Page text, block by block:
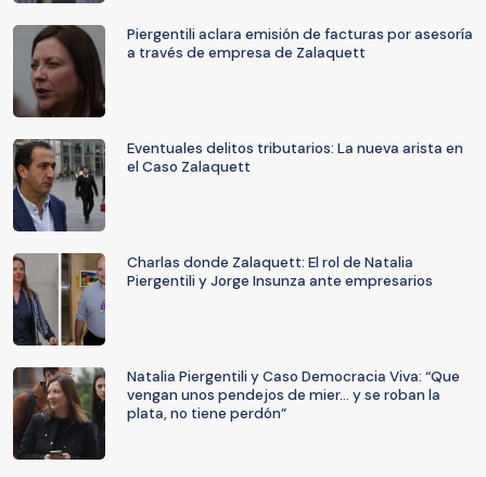
Piergentili aclara emisión de facturas por asesoría
a través de empresa de Zalaquett
Eventuales delitos tributarios: La nueva arista en
el Caso Zalaquett
Charlas donde Zalaquett: El rol de Natalia
Piergentili y Jorge Insunza ante empresarios
Natalia Piergentili y Caso Democracia Viva: “Que
vengan unos pendejos de mier... y se roban la
plata, no tiene perdón”